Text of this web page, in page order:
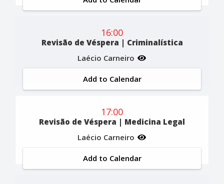
16:00
Revisão de Véspera | Criminalística
Laécio Carneiro
Add to Calendar
17:00
Revisão de Véspera | Medicina Legal
Laécio Carneiro
Add to Calendar